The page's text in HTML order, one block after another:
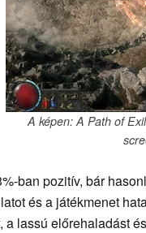
A képen: A Path of
ban pozitív, bár
és a játékmenet
lassú előrehaladást